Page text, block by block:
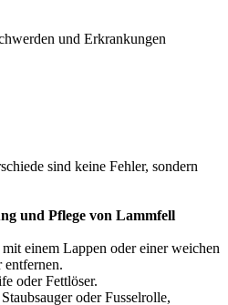
und Erkrankungen
sind keine Fehler, sondern
und Pflege von Lammfell
einem Lappen oder einer weichen
entfernen.
oder Fettlöser.
oder Fusselrolle,